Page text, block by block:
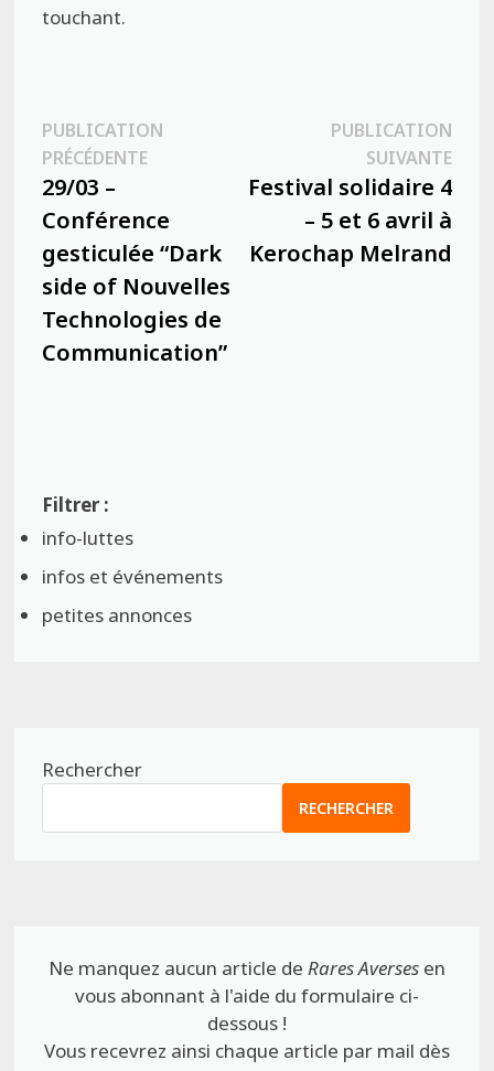
touchant.
Navigation
de
l’article
PUBLICATION
PRÉCÉDENTEPublication
précédente :
29/03 –
Conférence
gesticulée “Dark
side of Nouvelles
Technologies de
Communication”
PUBLICATION
SUIVANTE
Festival solidaire 4
– 5 et 6 avril à
Kerochap Melrand
info-luttes
infos et événements
petites annonces
Rechercher
RECHERCHER
Ne manquez aucun article de Rares Aversesen
vous abonnant à l'aide du formulaire ci-
dessous !
Vous recevrez ainsi chaque article par mail dès